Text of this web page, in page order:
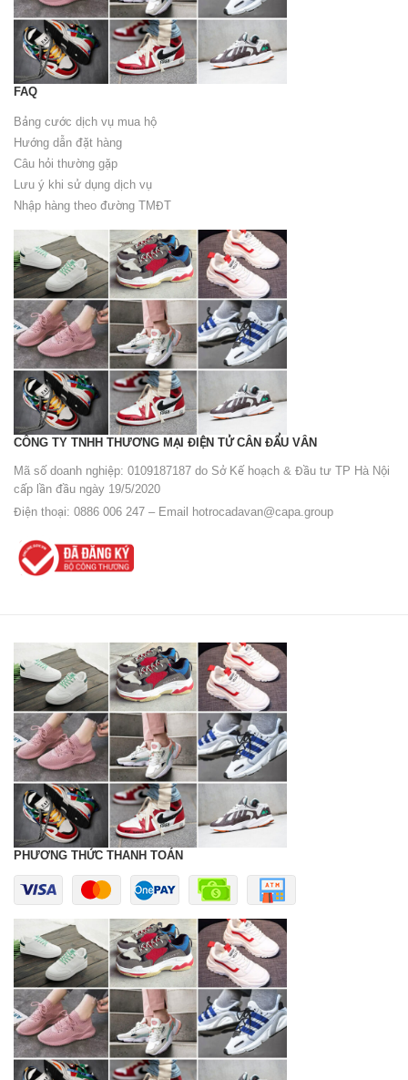
FAQ
Bảng cước dịch vụ mua hộ
Hướng dẫn đặt hàng
Câu hỏi thường gặp
Lưu ý khi sử dụng dịch vụ
Nhập hàng theo đường TMĐT
CÔNG TY TNHH THƯƠNG MẠI ĐIỆN TỬ CÂN ĐẨU VÂN
Mã số doanh nghiệp: 0109187187 do Sở Kế hoạch & Đầu tư TP Hà Nội
cấp lần đầu ngày 19/5/2020
Điện thoại: 0886 006 247 – Email
hotrocadavan@capa.group
PHƯƠNG THỨC THANH TOÁN